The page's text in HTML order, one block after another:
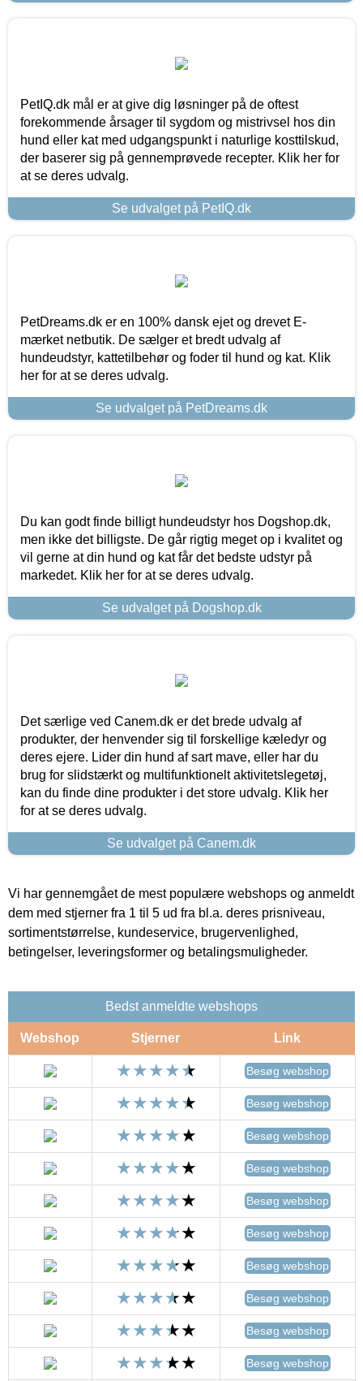
PetIQ.dk mål er at give dig løsninger på de oftest
forekommende årsager til sygdom og mistrivsel hos din
hund eller kat med udgangspunkt i naturlige kosttilskud,
der baserer sig på gennemprøvede recepter. Klik her for
at se deres udvalg.
Se udvalget på PetIQ.dk
PetDreams.dk er en 100% dansk ejet og drevet E-
mærket netbutik. De sælger et bredt udvalg af
hundeudstyr, kattetilbehør og foder til hund og kat. Klik
her for at se deres udvalg.
Se udvalget på PetDreams.dk
Du kan godt finde billigt hundeudstyr hos Dogshop.dk,
men ikke det billigste. De går rigtig meget op i kvalitet og
vil gerne at din hund og kat får det bedste udstyr på
markedet. Klik her for at se deres udvalg.
Se udvalget på Dogshop.dk
Det særlige ved Canem.dk er det brede udvalg af
produkter, der henvender sig til forskellige kæledyr og
deres ejere. Lider din hund af sart mave, eller har du
brug for slidstærkt og multifunktionelt aktivitetslegetøj,
kan du finde dine produkter i det store udvalg. Klik her
for at se deres udvalg.
Se udvalget på Canem.dk
Vi har gennemgået de mest populære webshops og anmeldt
dem med stjerner fra 1 til 5 ud fra bl.a. deres prisniveau,
sortimentstørrelse, kundeservice, brugervenlighed,
betingelser, leveringsformer og betalingsmuligheder.
Bedst anmeldte webshops
Webshop Stjerner Link
Besøg webshop
Besøg webshop
Besøg webshop
Besøg webshop
Besøg webshop
Besøg webshop
Besøg webshop
Besøg webshop
Besøg webshop
Besøg webshop